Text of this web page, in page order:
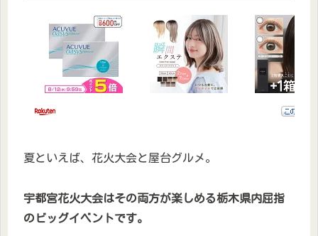
夏といえば、花火大会と屋台グルメ。
宇都宮花火大会はその両方が楽しめる栃木県内屈指
のビッグイベントです。